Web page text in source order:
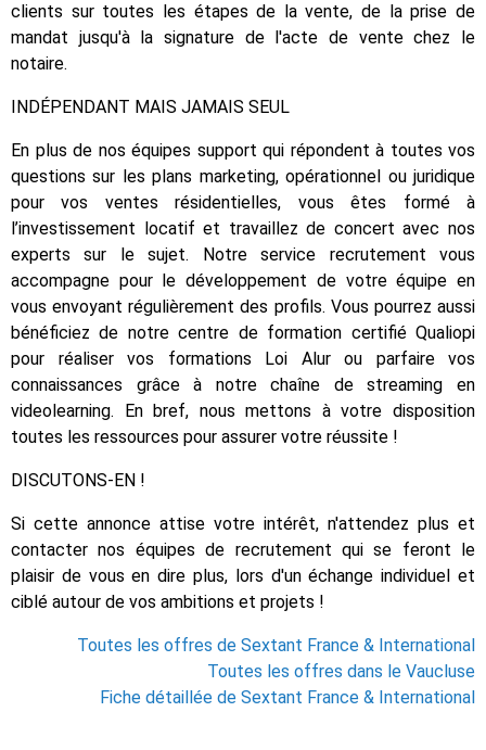
clients sur toutes les étapes de la vente, de la prise de
mandat jusqu'à la signature de l'acte de vente chez le
notaire.
INDÉPENDANT MAIS JAMAIS SEUL
En plus de nos équipes support qui répondent à toutes vos
questions sur les plans marketing, opérationnel ou juridique
pour vos ventes résidentielles, vous êtes formé à
l’investissement locatif et travaillez de concert avec nos
experts sur le sujet. Notre service recrutement vous
accompagne pour le développement de votre équipe en
vous envoyant régulièrement des profils. Vous pourrez aussi
bénéficiez de notre centre de formation certifié Qualiopi
pour réaliser vos formations Loi Alur ou parfaire vos
connaissances grâce à notre chaîne de streaming en
videolearning. En bref, nous mettons à votre disposition
toutes les ressources pour assurer votre réussite !
DISCUTONS-EN !
Si cette annonce attise votre intérêt, n'attendez plus et
contacter nos équipes de recrutement qui se feront le
plaisir de vous en dire plus, lors d'un échange individuel et
ciblé autour de vos ambitions et projets !
Toutes les offres de Sextant France & International
Toutes les offres dans le Vaucluse
Fiche détaillée de Sextant France & International